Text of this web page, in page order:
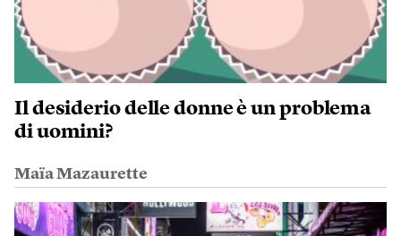
Il desiderio delle donne è un problema
di uomini?
Maïa Mazaurette